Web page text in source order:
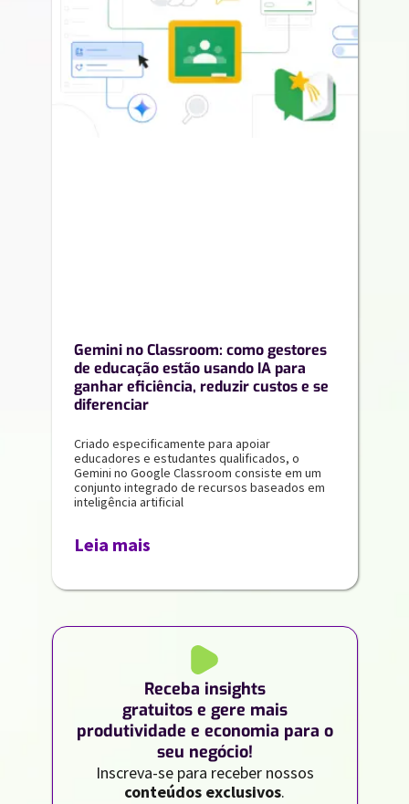
Gemini no Classroom: como gestores
de educação estão usando IA para
ganhar eficiência, reduzir custos e se
diferenciar
Criado especificamente para apoiar
educadores e estudantes qualificados, o
Gemini no Google Classroom consiste em um
conjunto integrado de recursos baseados em
inteligência artificial
Leia mais
Receba insights
gratuitos e gere mais
produtividade e economia para o
seu negócio!
Inscreva-se para receber nossos
conteúdos exclusivos.